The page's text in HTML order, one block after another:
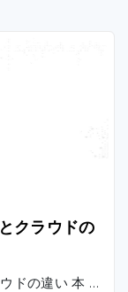
クラウドの
ドの違い 本 …